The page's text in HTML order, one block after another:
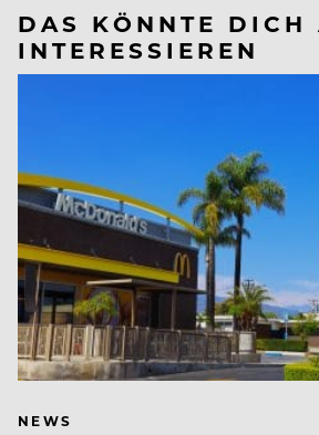
DAS KÖNNTE DICH
INTERESSIEREN
NEWS